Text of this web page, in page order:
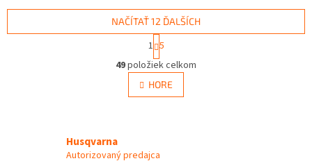
O
v
l
á
i
NAČÍTAŤ 12 ĎALŠÍCH
S
t
r
á
n
k
i
1 5
49položiek celkom
HORE
Husqvarna
Autorizovaný predajca